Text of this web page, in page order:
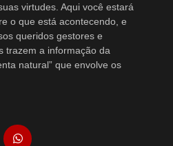
virtudes. Aqui você estará
o que está acontecendo, e
queridos gestores e
trazem a informação da
natural” que envolve os